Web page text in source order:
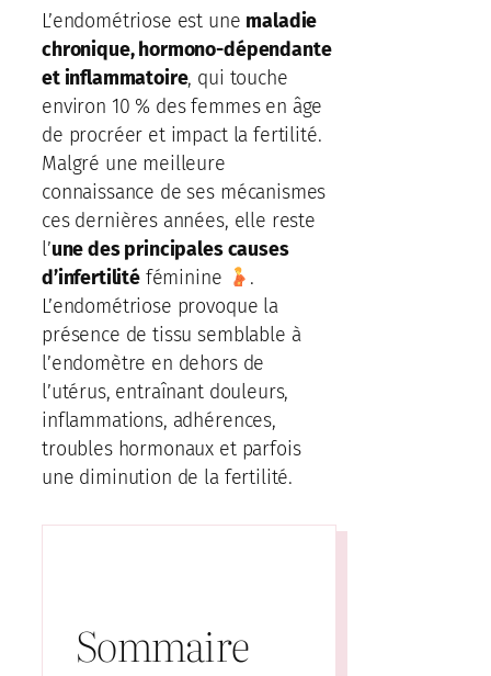
L’endométriose est une maladie
chronique, hormono-dépendante
et inflammatoire, qui touche
environ 10 % des femmes en âge
de procréer et impact la fertilité.
Malgré une meilleure
connaissance de ses mécanismes
ces dernières années, elle reste
l’une des principales causes
d’infertilitéféminine
.
L’endométriose provoque la
présence de tissu semblable à
l’endomètre en dehors de
l’utérus, entraînant douleurs,
inflammations, adhérences,
troubles hormonaux et parfois
une diminution de la fertilité.
Sommaire